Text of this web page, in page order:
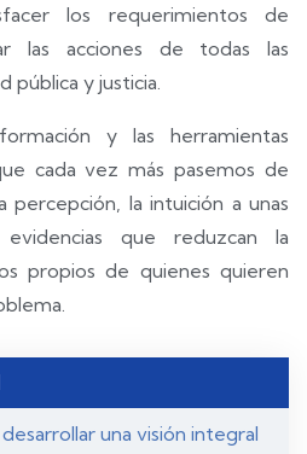
los requerimientos de
las acciones de todas las
pública y justicia.
y las herramientas
cada vez más pasemos de
percepción, la intuición a unas
que reduzcan la
propios de quienes quieren
una visión integral